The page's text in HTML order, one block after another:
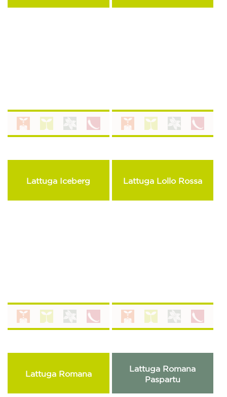
Lattuga Iceberg Lattuga Lollo Rossa
Lattuga Romana
Lattuga Romana
Paspartu